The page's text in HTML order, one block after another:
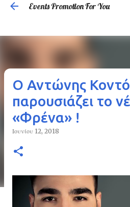
Events Promotion For You
Ο Αντώνης
παρουσιάζει το
«Φρένα» !
Ιουνίου 12, 2018